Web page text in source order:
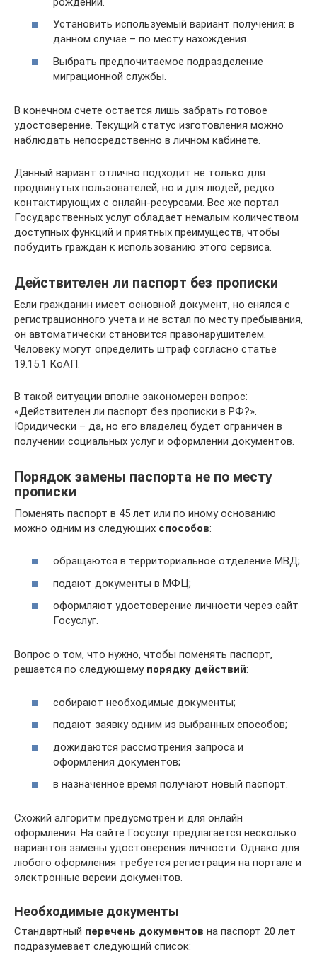
Установить используемый вариант получения: в
данном случае – по месту нахождения.
Выбрать предпочитаемое подразделение
миграционной службы.
В конечном счете остается лишь забрать готовое
удостоверение. Текущий статус изготовления можно
наблюдать непосредственно в личном кабинете.
Данный вариант отлично подходит не только для
продвинутых пользователей, но и для людей, редко
контактирующих с онлайн-ресурсами. Все же портал
Государственных услуг обладает немалым количеством
доступных функций и приятных преимуществ, чтобы
побудить граждан к использованию этого сервиса.
Действителен ли паспорт без прописки
Если гражданин имеет основной документ, но снялся с
регистрационного учета и не встал по месту пребывания,
он автоматически становится правонарушителем.
Человеку могут определить штраф согласно статье
19.15.1 КоАП.
В такой ситуации вполне закономерен вопрос:
«Действителен ли паспорт без прописки в РФ?».
Юридически – да, но его владелец будет ограничен в
получении социальных услуг и оформлении документов.
Порядок замены паспорта не по месту
прописки
Поменять паспорт в 45 лет или по иному основанию
можно одним из следующих способов:
обращаются в территориальное отделение МВД;
подают документы в МФЦ;
оформляют удостоверение личности через сайт
Госуслуг.
Вопрос о том, что нужно, чтобы поменять паспорт,
решается по следующему порядку действий:
собирают необходимые документы;
подают заявку одним из выбранных способов;
дожидаются рассмотрения запроса и
оформления документов;
в назначенное время получают новый паспорт.
Схожий алгоритм предусмотрен и для онлайн
оформления. На сайте Госуслуг предлагается несколько
вариантов замены удостоверения личности. Однако для
любого оформления требуется регистрация на портале и
электронные версии документов.
Необходимые документы
Стандартный перечень документов на паспорт 20 лет
подразумевает следующий список: